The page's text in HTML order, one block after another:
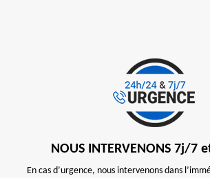
NOUS INTERVENONS 7j/7
En cas d’urgence, nous intervenons dans